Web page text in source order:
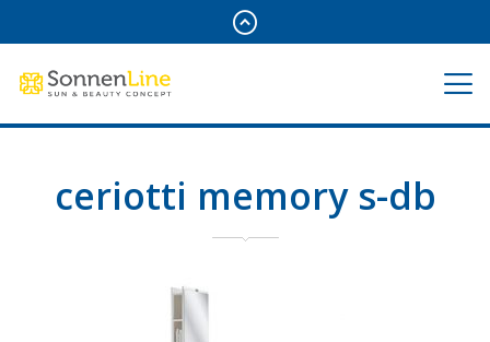
ceriotti memory s-db